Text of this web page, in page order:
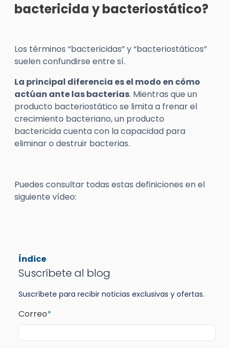
bactericida y bacteriostático?
Los términos “bactericidas” y “bacteriostáticos”
suelen confundirse entre sí.
La principal diferencia es el modo en cómo
actúan ante las bacterias. Mientras que un
producto bacteriostático se limita a frenar el
crecimiento bacteriano, un producto
bactericida cuenta con la capacidad para
eliminar o destruir bacterias.
Puedes consultar todas estas definiciones en el
siguiente vídeo:
Índice
Suscríbete al blog
Suscríbete para recibir noticias exclusivas y ofertas.
Correo*